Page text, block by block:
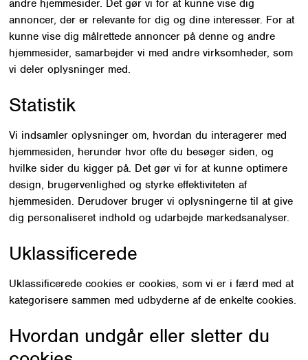
andre hjemmesider. Det gør vi for at kunne vise dig
annoncer, der er relevante for dig og dine interesser. For at
kunne vise dig målrettede annoncer på denne og andre
hjemmesider, samarbejder vi med andre virksomheder, som
vi deler oplysninger med.
Statistik
Vi indsamler oplysninger om, hvordan du interagerer med
hjemmesiden, herunder hvor ofte du besøger siden, og
hvilke sider du kigger på. Det gør vi for at kunne optimere
design, brugervenlighed og styrke effektiviteten af
hjemmesiden. Derudover bruger vi oplysningerne til at give
dig personaliseret indhold og udarbejde markedsanalyser.
Uklassificerede
Uklassificerede cookies er cookies, som vi er i færd med at
kategorisere sammen med udbyderne af de enkelte cookies.
Hvordan undgår eller sletter du